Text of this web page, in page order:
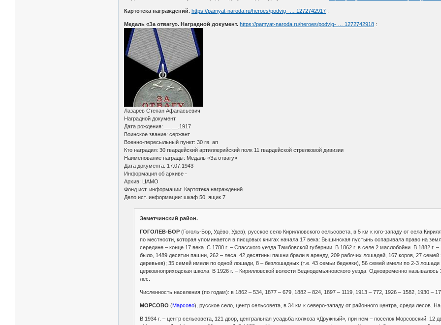
Картотека награждений. https://pamyat-naroda.ru/heroes/podvig- … 1272742917 :
Медаль «За отвагу». Наградной документ. https://pamyat-naroda.ru/heroes/podvig- … 1272742918 :
Лазарев Степан Афанасьевич
Наградной документ
Дата рождения: __.__.1917
Воинское звание: сержант
Военно-пересыльный пункт: 30 гв. ап
Кто наградил: 30 гвардейский артиллерийский полк 11 гвардейской стрелковой дивизии
Наименование награды: Медаль «За отвагу»
Дата документа: 17.07.1943
Информация об архиве -
Архив: ЦАМО
Фонд ист. информации: Картотека награждений
Дело ист. информации: шкаф 50, ящик 7
Земетчинский район.
ГОГОЛЕВ-БОР (Гоголь-Бор, Удёво, Удев), русское село Кирилловского сельсовета, в 5 км к юго-западу от села
по местности, которая упоминается в писцовых книгах начала 17 века: Вышинская пустынь оспаривала право на
середине – конце 17 века. С 1780 г. – Спасского уезда Тамбовской губернии. В 1862 г. в селе 2 маслобойни. В 1882
было, 1489 десятин пашни, 262 – леса, 42 десятины пашни брали в аренду, 209 рабочих лошадей, 167 коров, 27
деревьев); 35 семей имели по одной лошади, 8 – безлошадных (т.е. 43 семьи бедняки), 56 семей имели по 2-3
церковноприходская школа. В 1926 г. – Кирилловской волости Беднодемьяновского уезда. Одновременно
лес.
Численность населения (по годам): в 1862 – 534, 1877 – 679, 1882 – 824, 1897 – 1119, 1913 – 772, 1926 – 1582, 1930 –
МОРСОВО (Марсово), русское село, центр сельсовета, в 34 км к северо-западу от районного центра, среди лесов.
В 1934 г. – центр сельсовета, 121 двор, центральная усадьба колхоза «Дружный», при нем – поселок Морсовский, 12